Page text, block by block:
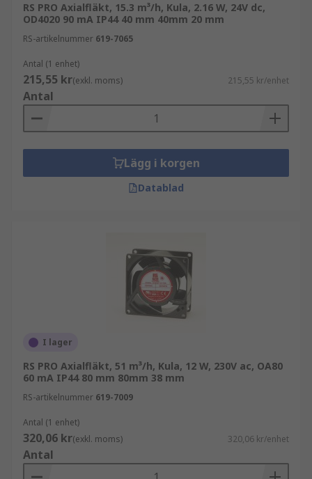
RS PRO Axialfläkt, 15.3 m³/h, Kula, 2.16 W, 24V dc,
OD4020 90 mA IP44 40 mm 40mm 20 mm
RS-artikelnummer 619-7065
Antal (1 enhet)
215,55 kr(exkl. moms) 215,55 kr/enhet
Antal
Lägg i korgen
Datablad
I lager
RS PRO Axialfläkt, 51 m³/h, Kula, 12 W, 230V ac, OA80
60 mA IP44 80 mm 80mm 38 mm
RS-artikelnummer 619-7009
Antal (1 enhet)
320,06 kr(exkl. moms) 320,06 kr/enhet
Antal